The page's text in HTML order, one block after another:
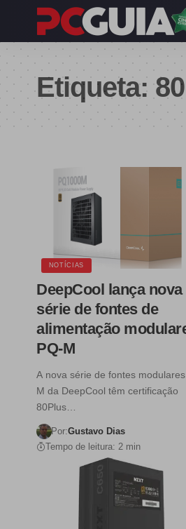
Etiqueta:
NOTÍCIAS
DeepCool lança nova
série de fontes de
alimentação
PQ-M
A nova série de fontes
M da DeepCool têm certificação
80Plus…
Por:Gustavo Dias
Tempo de leitura: 2 min